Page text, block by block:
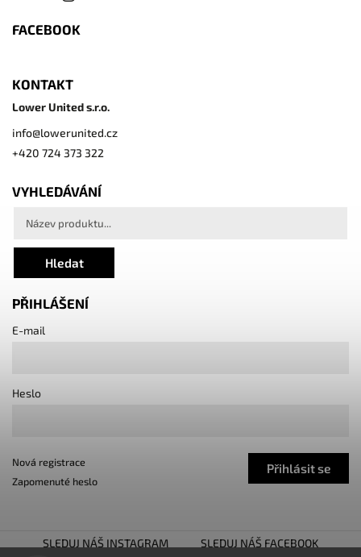
FACEBOOK
KONTAKT
Lower United s.r.o.
info@lowerunited.cz
+420 724 373 322
VYHLEDÁVÁNÍ
Hledat
PŘIHLÁŠENÍ
E-mail
Heslo
Přihlásit se
Nová registrace
Zapomenuté heslo
SLEDUJ NÁŠ INSTAGRAM SLEDUJ NÁŠ FACEBOOK